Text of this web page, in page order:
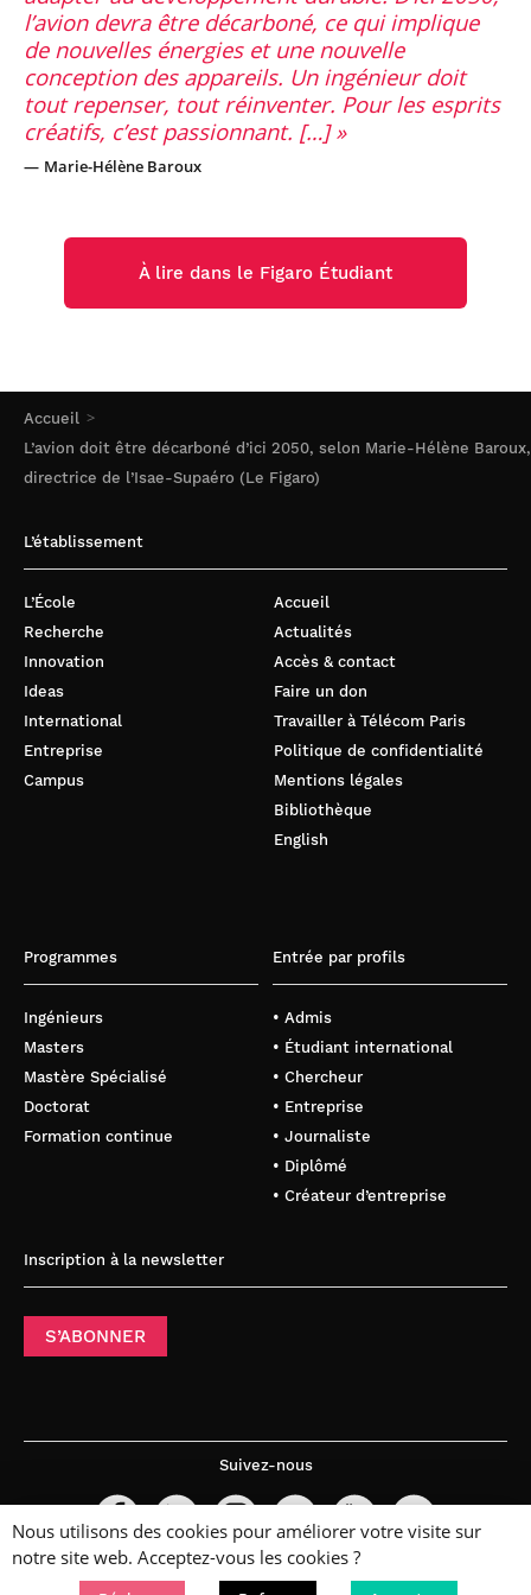
Accueil
L’avion doit être décarboné d’ici 2050, selon Marie-Hélène Baroux,
directrice de l’Isae-Supaéro (Le Figaro)
l’avion devra être décarboné, ce qui implique
de nouvelles énergies et une nouvelle
conception des appareils. Un ingénieur doit
tout repenser, tout réinventer. Pour les esprits
créatifs, c’est passionnant. […]
Marie-Hélène Baroux
À lire dans le Figaro Étudiant
L’établissement
L’École
Recherche
Innovation
Ideas
International
Entreprise
Campus
Accueil
Actualités
Accès & contact
Faire un don
Travailler à Télécom Paris
Politique de confidentialité
Mentions légales
Bibliothèque
English
Programmes
Ingénieurs
Masters
Mastère Spécialisé
Doctorat
Formation continue
Entrée par profils
• Admis
• Étudiant international
• Chercheur
• Entreprise
• Journaliste
• Diplômé
• Créateur d’entreprise
Inscription à la newsletter
S’ABONNER
Suivez-nous
Nous utilisons des cookies pour améliorer votre visite sur
notre site web. Acceptez-vous les cookies ?